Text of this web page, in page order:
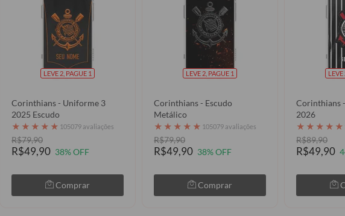
LEVE 2, PAGUE 1
Corinthians - Uniforme 3
2025 Escudo
★ ★ ★ ★ ★ 105079 avaliações
R$79,90
R$49,90 38% OFF
Comprar
LEVE 2, PAGUE 1
Corinthians - Escudo
Metálico
★ ★ ★ ★ ★ 105079 avaliações
R$79,90
R$49,90 38% OFF
Comprar
LEVE
Corinthians
2026
★ ★ ★ ★ ★
R$89,90
R$49,90